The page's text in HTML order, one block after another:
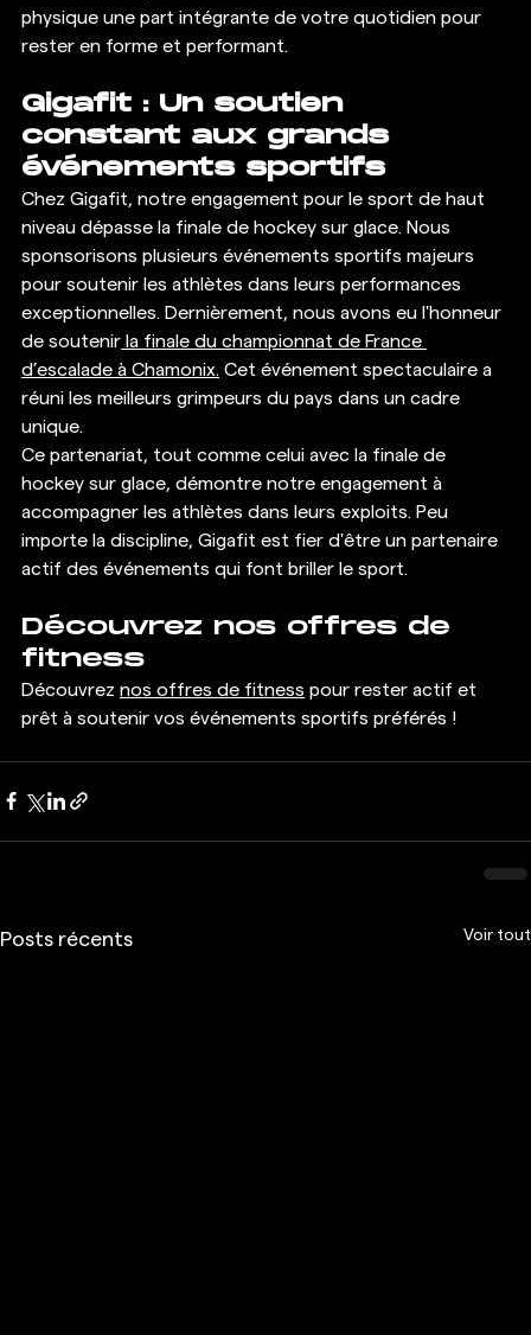
physique une part intégrante de votre quotidien pour
rester en forme et performant.
Gigafit : Un soutien
constant aux grands
événements sportifs
Chez Gigafit, notre engagement pour le sport de haut
niveau dépasse la finale de hockey sur glace. Nous
sponsorisons plusieurs événements sportifs majeurs
pour soutenir les athlètes dans leurs performances
exceptionnelles. Dernièrement, nous avons eu l'honneur
de soutenir la finale du championnat de France
d’escalade à Chamonix. Cet événement spectaculaire a
réuni les meilleurs grimpeurs du pays dans un cadre
unique.
Ce partenariat, tout comme celui avec la finale de
hockey sur glace, démontre notre engagement à
accompagner les athlètes dans leurs exploits. Peu
importe la discipline, Gigafit est fier d'être un partenaire
actif des événements qui font briller le sport.
Découvrez nos offres de
fitness
Découvrez nos offres de fitness pour rester actif et
prêt à soutenir vos événements sportifs préférés !
Posts récents Voir tout